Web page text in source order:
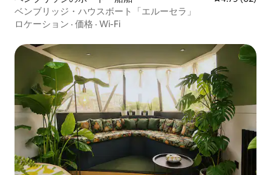
ベンブリッジ・ハウスボート「エルーセラ」
ロケーション · 価格 · Wi-Fi